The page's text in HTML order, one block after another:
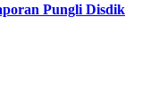
Pungli Disdik